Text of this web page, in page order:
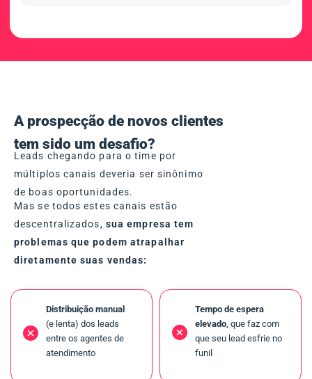
A prospecção de novos clientes
tem sido um desafio?
Leads chegando para o time por
múltiplos canais deveria ser sinônimo
de boas oportunidades.
Mas se todos estes canais estão
descentralizados, sua empresa tem
problemas que podem atrapalhar
diretamente suas vendas:
Distribuição manual
(e lenta) dos leads
entre os agentes de
atendimento
Tempo de espera
elevado, que faz com
que seu lead esfrie no
funil